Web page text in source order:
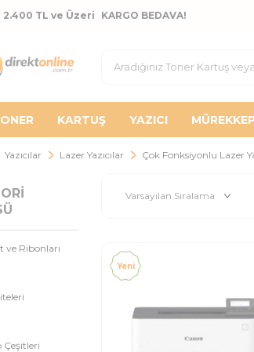
2.400 TL ve Üzeri KARGO BEDAVA!
KARTUŞ YAZICI MÜREKKEP
Yazıcılar Lazer Yazıcılar Çok Fonksiyonlu Lazer
ve Ribonları
Çeşitleri
Yeni